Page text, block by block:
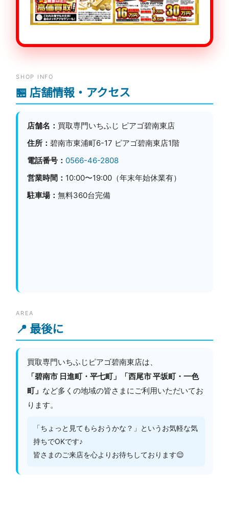
SHOP INFO
🏪 店舗情報・アクセス
店舗名： 買取専門いちふじ ピアゴ碧南東店
住所： 碧南市東浦町6-17 ピアゴ碧南東店1階
電話番号： 0566-46-2808
営業時間： 10:00〜19:00（年末年始休業有）
駐車場： 無料360台完備
AREA
📍 最後に
買取専門いちふじピアゴ碧南東店は、
「碧南市 日進町・平七町」「西尾市 平坂町・一色
町」 など多くの地域の皆さまにご利用いただいてお
ります。
「ちょっと見てもらおうかな？」というお気軽な気
持ちでOKです♪
皆さまのご来店を心よりお待ちしております😌